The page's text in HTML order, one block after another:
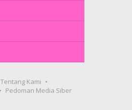
Tentang Kami
Pedoman Media Siber